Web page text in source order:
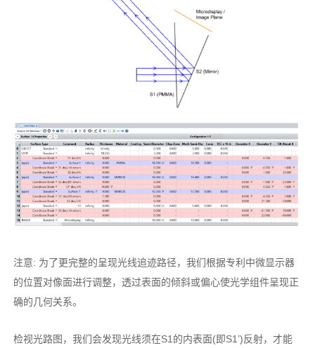
注意: 为了更完整的呈现光线追迹路径，我们根据专利中微显示器
的位置对像面进行调整，透过表面的倾斜或偏心使光学组件呈现正
确的几何关系。
检视光路图，我们会发现光线须在S1的内表面(即S1’)反射，才能